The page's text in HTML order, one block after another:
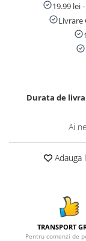
19.99 lei
Livrare
Durata de
Ai
Adauga
TRANSPORT
Pentru comenzi de